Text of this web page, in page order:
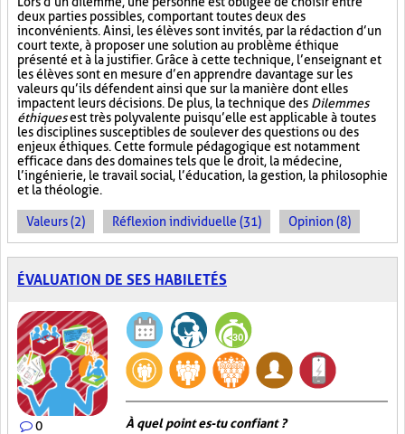
deux parties possibles, comportant toutes deux des
inconvénients. Ainsi, les élèves sont invités, par la rédaction d’un
court texte, à proposer une solution au problème éthique
présenté et à la justifier. Grâce à cette technique, l’enseignant et
les élèves sont en mesure d’en apprendre davantage sur les
valeurs qu’ils défendent ainsi que sur la manière dont elles
impactent leurs décisions. De plus, la technique des Dilemmes
éthiquesest très polyvalente puisqu’elle est applicable à toutes
les disciplines susceptibles de soulever des questions ou des
enjeux éthiques. Cette formule pédagogique est notamment
efficace dans des domaines tels que le droit, la médecine,
l’ingénierie, le travail social, l’éducation, la gestion, la philosophie
et la théologie.
Valeurs (2) Réflexion individuelle (31) Opinion (8)
ÉVALUATION DE SES HABILETÉS
0 À quel point es-tu confiant ?